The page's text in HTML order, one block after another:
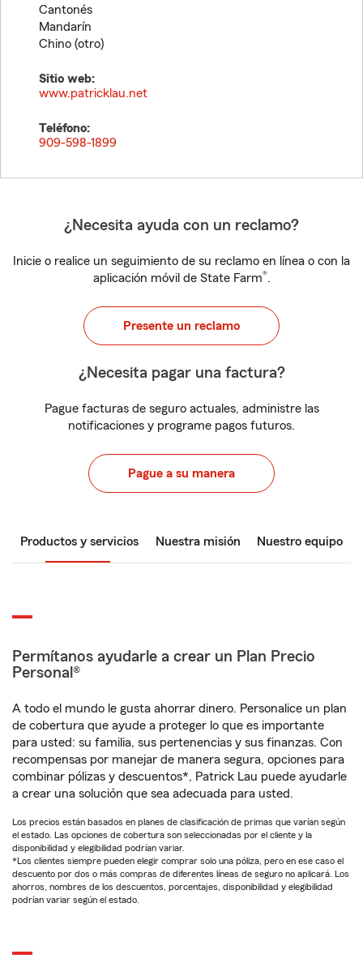
Cantonés
Mandarín
Chino (otro)
Sitio web:
www.patricklau.net
Teléfono:
909-598-1899
¿Necesita ayuda con un reclamo?
Inicie o realice un seguimiento de su reclamo en línea o con la
aplicación móvil de State Farm®.
Presente un reclamo
¿Necesita pagar una factura?
Pague facturas de seguro actuales, administre las
notificaciones y programe pagos futuros.
Pague a su manera
Productos y servicios Nuestra misión Nuestro equipo
Permítanos ayudarle a crear un Plan Precio
Personal®
A todo el mundo le gusta ahorrar dinero. Personalice un plan
de cobertura que ayude a proteger lo que es importante
para usted: su familia, sus pertenencias y sus finanzas. Con
recompensas por manejar de manera segura, opciones para
combinar pólizas y descuentos*, Patrick Lau puede ayudarle
a crear una solución que sea adecuada para usted.
Los precios están basados en planes de clasificación de primas que varían según
el estado. Las opciones de cobertura son seleccionadas por el cliente y la
disponibilidad y elegibilidad podrían variar.
*Los clientes siempre pueden elegir comprar solo una póliza, pero en ese caso el
descuento por dos o más compras de diferentes líneas de seguro no aplicará. Los
ahorros, nombres de los descuentos, porcentajes, disponibilidad y elegibilidad
podrían variar según el estado.